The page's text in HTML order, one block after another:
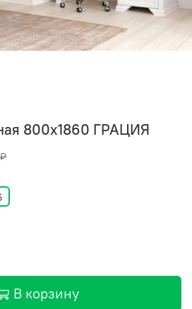
800х1860 ГРАЦИЯ
В корзину